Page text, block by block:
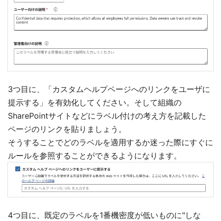
3つ目に、「カスタムヘルプページへのリンクをユーザに
提示する」を有効化してください。そして組織の
SharePointサイトなどにラベル付けの考え方を記載した
ページのリンクを貼りましょう。
そうすることでどのラベルを適用するか迷った際にすぐに
ルールを参照することができるようになります。
4つ目に、既定のラベルを1番機密度が低いものに"しな